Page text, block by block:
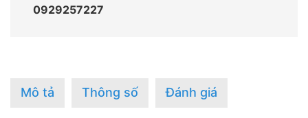
0929257227
Mô tả Thông số Đánh giá